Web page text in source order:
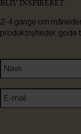
BLIV INSPIRERET
2-4 gange om
produktnyheder, gode